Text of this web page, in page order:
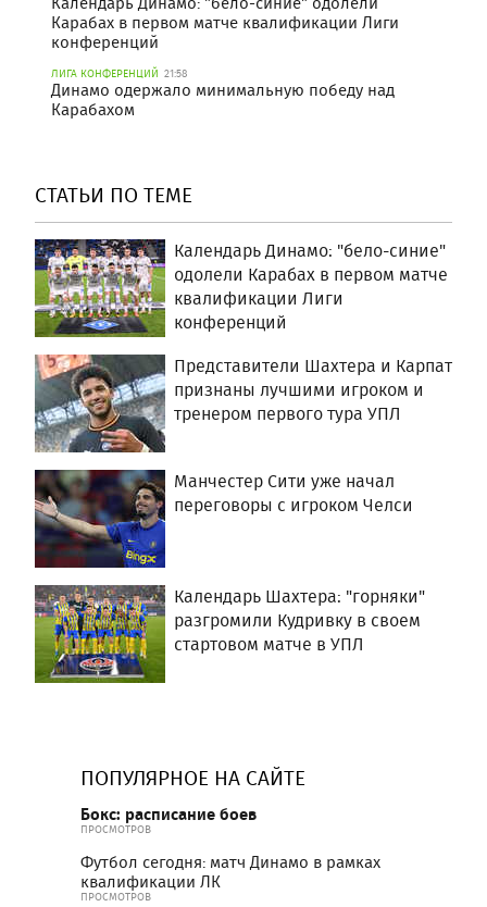
Карабах в первом матче квалификации Лиги
конференций
ЛИГА КОНФЕРЕНЦИЙ 21:58
Динамо одержало минимальную победу над
Карабахом
СТАТЬИ ПО ТЕМЕ
Календарь Динамо: "бело-синие"
одолели Карабах в первом матче
квалификации Лиги
конференций
Представители Шахтера и Карпат
признаны лучшими игроком и
тренером первого тура УПЛ
Манчестер Сити уже начал
переговоры с игроком Челси
Календарь Шахтера: "горняки"
разгромили Кудривку в своем
стартовом матче в УПЛ
ПОПУЛЯРНОЕ НА САЙТЕ
Бокс: расписание боев
ПРОСМОТРОВ
Футбол сегодня: матч Динамо в рамках
квалификации ЛК
ПРОСМОТРОВ